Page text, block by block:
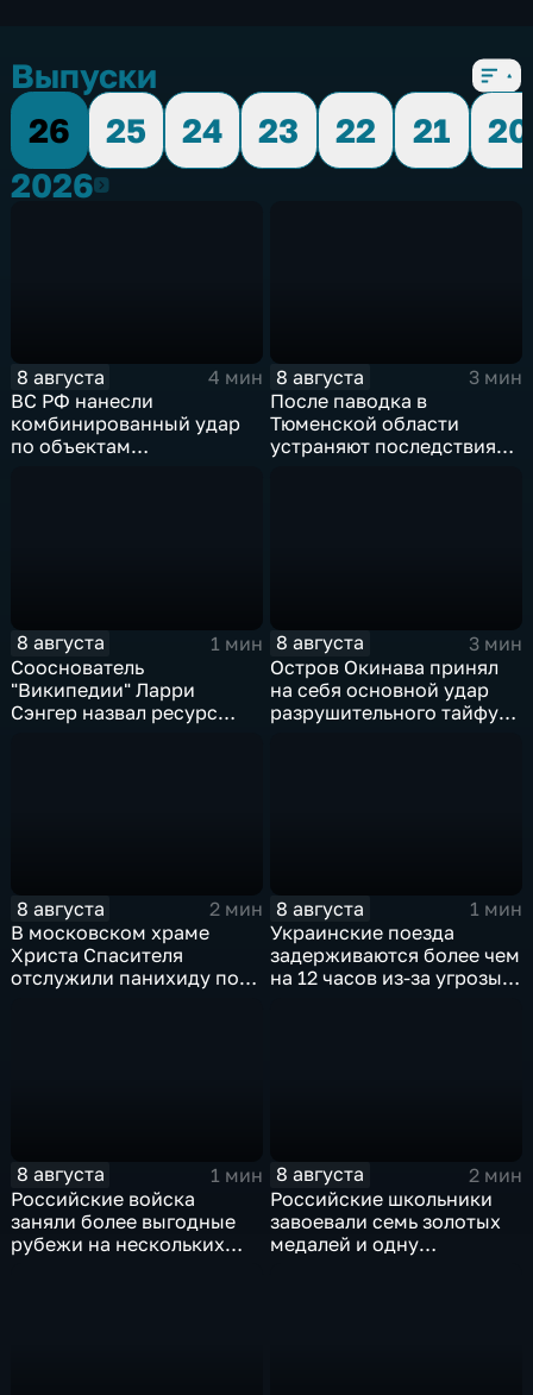
Выпуски
26
25 24 23 22 21
20
20262026
8 августа
4 мин
ВС РФ нанесли
комбинированный удар
по объектам
8 августа
3 мин
После паводка в
Тюменской области
устраняют последствия
8 августа
1 мин
Сооснователь
"Википедии" Ларри
Сэнгер назвал ресурс
8 августа
3 мин
Остров Окинава принял
на себя основной удар
разрушительного тайфуна
8 августа
2 мин
В московском храме
Христа Спасителя
отслужили панихиду по
8 августа
1 мин
Украинские поезда
задерживаются более чем
на 12 часов из-за угрозы
8 августа
1 мин
Российские войска
заняли более выгодные
рубежи на нескольких
8 августа
2 мин
Российские школьники
завоевали семь золотых
медалей и одну